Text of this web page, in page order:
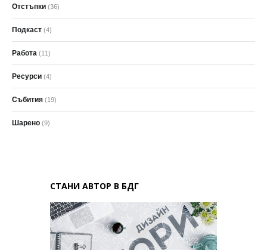
Отстъпки (36)
Подкаст (4)
Работа (11)
Ресурси (4)
Събития (19)
Шарено (9)
СТАНИ АВТОР В БДГ